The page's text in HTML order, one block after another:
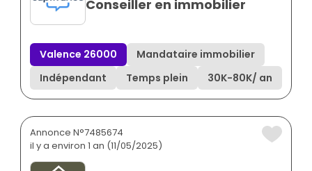
Conseiller en immobilier
Valence 26000
Mandataire immobilier
Indépendant
Temps plein 30K-80K/ an
Annonce N°7485674
il y a environ 1 an (11/05/2025)